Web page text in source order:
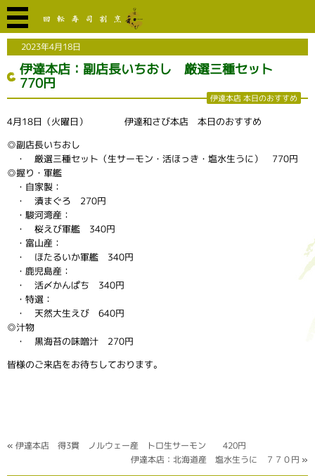
2023年4月18日
伊達本店：副店長いちおし 厳選三種セット
770円
伊達本店 本日のおすすめ
4月18日（火曜日） 伊達和さび本店 本日のおすすめ
◎副店長いちおし
・ 厳選三種セット（生サーモン・活ほっき・塩水生うに） 770円
◎握り・軍艦
・自家製：
・ 漬まぐろ 270円
・駿河湾産：
・ 桜えび軍艦 340円
・富山産：
・ ほたるいか軍艦 340円
・鹿児島産：
・ 活〆かんぱち 340円
・特選：
・ 天然大生えび 640円
◎汁物
・ 黒海苔の味噌汁 270円
皆様のご来店をお待ちしております。
« 伊達本店 得3貫 ノルウェー産 トロ生サーモン 420円
伊達本店：北海道産 塩水生うに ７７０円 »